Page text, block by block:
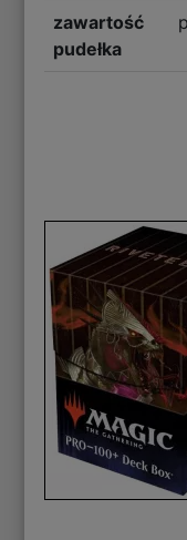
zawartość
pudełka